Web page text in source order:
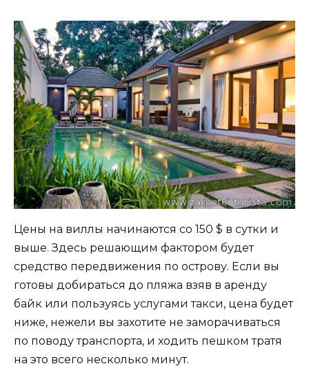
Цены на виллы начинаются со 150 $ в сутки и
выше. Здесь решающим фактором будет
средство передвижения по острову. Если вы
готовы добираться до пляжа взяв в аренду
байк или пользуясь услугами такси, цена будет
ниже, нежели вы захотите не заморачиваться
по поводу транспорта, и ходить пешком тратя
на это всего несколько минут.